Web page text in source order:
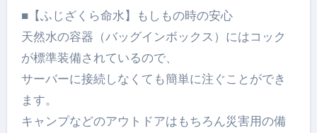
■【ふじざくら命水】もしもの時の安心
天然水の容器（バッグインボックス）にはコック
が標準装備されているので、
サーバーに接続しなくても簡単に注ぐことができ
ます。
キャンプなどのアウトドアはもちろん災害用の備